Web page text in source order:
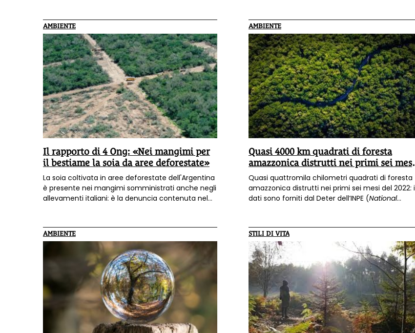
deforestazione(EUDR), vorrebbe indebolirlo»: lo
denuncia Greenpeace in una nota.
colossi agroindustriali»: lo denuncia
AMBIENTE
Il rapporto di 4 Ong: «Nei mangimi per
il bestiame la soia da aree deforestate»
La soia coltivata in aree deforestate dell'Argentina
è presente nei mangimi somministrati anche negli
allevamenti italiani: è la denuncia contenuta nel
AMBIENTE
Quasi 4000 km quadrati di foresta
amazzonica distrutti nei primi sei mesi
del 2022
Quasi quattromila chilometri quadrati di foresta
amazzonica distrutti nei primi sei mesi del 2022: i
dati sono forniti dal Deter dell’INPE (National
stesso periodo.
AMBIENTE STILI DI VITA